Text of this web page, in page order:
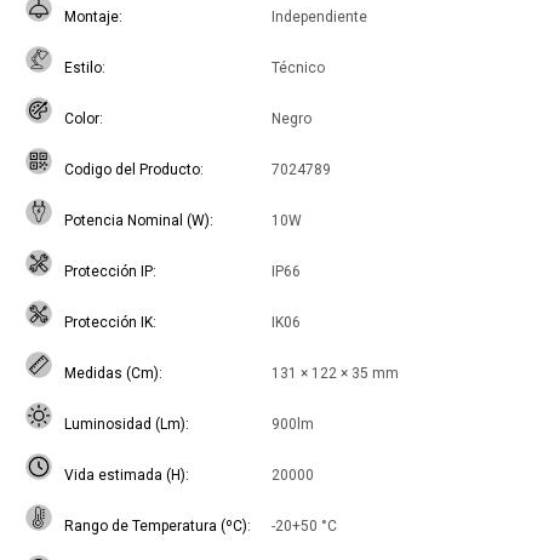
Montaje Independiente
Estilo Técnico
Color Negro
Codigo del Producto 7024789
Potencia Nominal (W) 10W
Protección IP IP66
Protección IK IK06
Medidas (Cm) 131 × 122 × 35 mm
Luminosidad (Lm) 900lm
Vida estimada (H) 20000
Rango de Temperatura (ºC) -20+50 °C